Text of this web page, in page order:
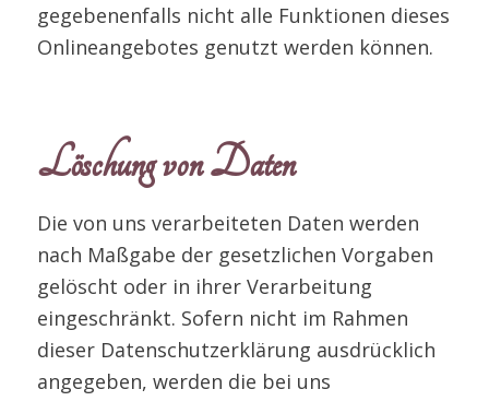
gegebenenfalls nicht alle Funktionen dieses
Onlineangebotes genutzt werden können.
Löschung von Daten
Die von uns verarbeiteten Daten werden
nach Maßgabe der gesetzlichen Vorgaben
gelöscht oder in ihrer Verarbeitung
eingeschränkt. Sofern nicht im Rahmen
dieser Datenschutzerklärung ausdrücklich
angegeben, werden die bei uns